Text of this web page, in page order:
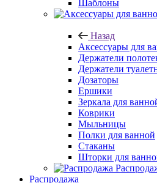
Шаблоны
Назад
Аксессуары для
Держатели
Держатели
Дозаторы
Ершики
Зеркала для
Коврики
Мыльницы
Полки для ванной
Стаканы
Шторки для
Распродажа